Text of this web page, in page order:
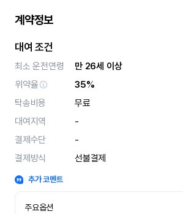
계약정보
대여 조건
최소 운전연령
만 26세 이상
위약율
35%
탁송비용
무료
대여지역
-
결제수단
-
결제방식
선불결제
추가 코멘트
주요옵션